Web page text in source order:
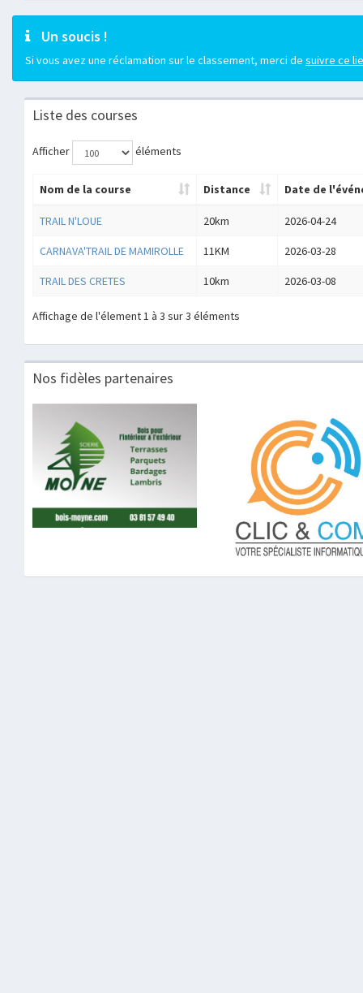
Un soucis !
Si vous avez une réclamation sur le classement, merci de suivre ce
Liste des courses
Afficher éléments
Nom de la course Distance Date de
TRAIL N'LOUE 20km 2026-04-24
CARNAVA'TRAIL DE MAMIROLLE 11KM 2026-03-28
TRAIL DES CRETES 10km 2026-03-08
Affichage de l'élement 1 à 3 sur 3 éléments
Nos fidèles partenaires